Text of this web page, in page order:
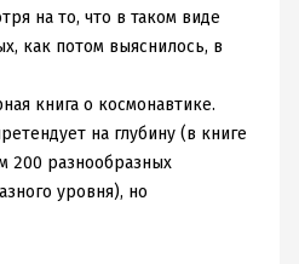
на то, что в таком виде
как потом выяснилось, в
книга о космонавтике.
на глубину (в книге
200 разнообразных
уровня), но